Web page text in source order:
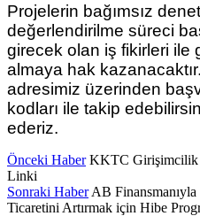
Projelerin bağımsız
değerlendirilme süreci
girecek olan iş fikirleri ile
almaya hak
adresimiz üzerinden
kodları ile takip
ederiz.
Önceki Haber KKTC Girişimcilik
Linki
Sonraki Haber AB
Ticaretini Artırmak için Hibe